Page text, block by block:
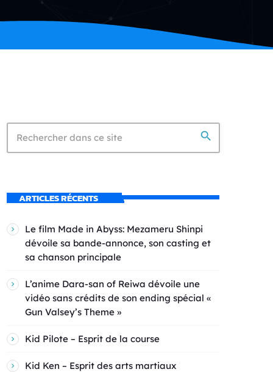
search
ARTICLES RÉCENTS
Le film Made in Abyss: Mezameru Shinpi
dévoile sa bande-annonce, son casting et
sa chanson principale
L’anime Dara-san of Reiwa dévoile une
vidéo sans crédits de son ending spécial «
Gun Valsey’s Theme »
Kid Pilote – Esprit de la course
Kid Ken – Esprit des arts martiaux